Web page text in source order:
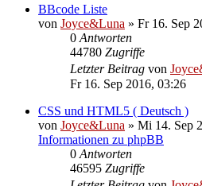
BBcode Liste
von Joyce&Luna » Fr 16. Sep
0 Antworten
44780 Zugriffe
Letzter Beitrag von
Fr 16. Sep 2016, 03:26
CSS und HTML5 ( Deutsch )
von Joyce&Luna » Mi 14. Sep
Informationen zu phpBB
0 Antworten
46595 Zugriffe